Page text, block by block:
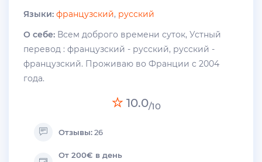
Языки: французский, русский
О себе: Всем доброго времени суток, Устный
перевод : французский - русский, русский -
французский. Проживаю во Франции c 2004
года.
10.0/10
Отзывы:26
От 200€ в день